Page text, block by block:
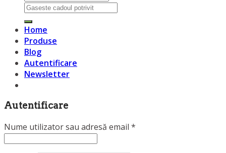
Caută
după:
Home
Produse
Blog
Autentificare
Newsletter
Autentificare
Nume utilizator sau adresă email *